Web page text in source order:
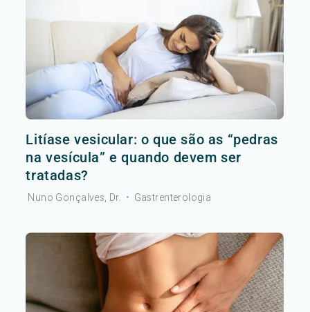
Litíase vesicular: o que são as “pedras
na vesícula” e quando devem ser
tratadas?
Nuno Gonçalves, Dr. • Gastrenterologia